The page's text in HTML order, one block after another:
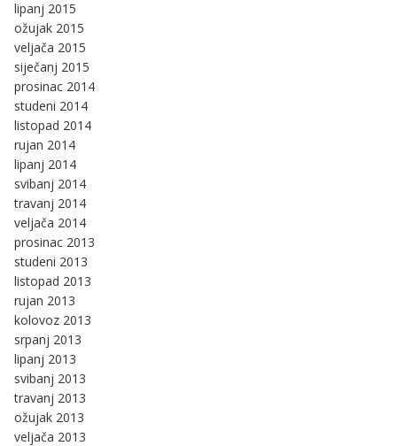
lipanj 2015
ožujak 2015
veljača 2015
siječanj 2015
prosinac 2014
studeni 2014
listopad 2014
rujan 2014
lipanj 2014
svibanj 2014
travanj 2014
veljača 2014
prosinac 2013
studeni 2013
listopad 2013
rujan 2013
kolovoz 2013
srpanj 2013
lipanj 2013
svibanj 2013
travanj 2013
ožujak 2013
veljača 2013